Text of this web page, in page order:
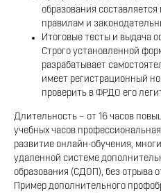
образования
правилам и
Итоговые тесты и выдача
Строго установленной
разрабатывает
имеет регистрационный
проверить в ФРДО его
Длительность – от 16 часов
учебных часов
развитие онлайн-обучения,
удаленной системе
образования (СДОП), без отрыва
Пример дополнительного